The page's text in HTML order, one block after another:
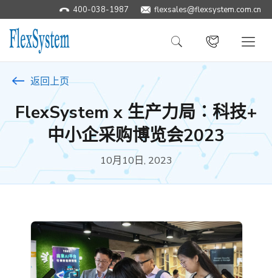
400-038-1987 ​flexsales@flexsystem.com.cn
返回上页
FlexSystem x 生产力局∶科技+
中小企采购博览会2023
10月10日, 2023